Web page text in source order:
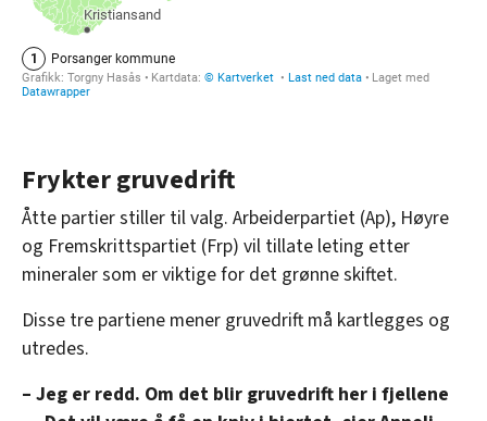
Frykter gruvedrift
Åtte partier stiller til valg. Arbeiderpartiet (Ap), Høyre
og Fremskrittspartiet (Frp) vil tillate leting etter
mineraler som er viktige for det grønne skiftet.
Disse tre partiene mener gruvedrift må kartlegges og
utredes.
– Jeg er redd. Om det blir gruvedrift her i fjellene